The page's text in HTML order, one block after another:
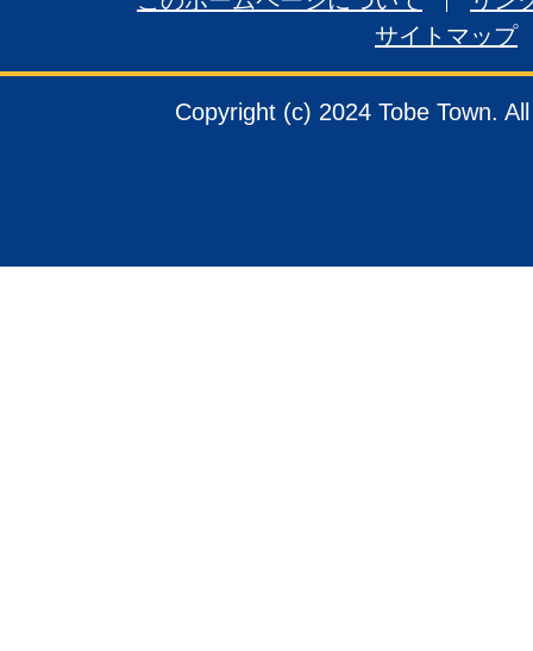
サイトマップ
Copyright (c) 2024 Tobe Town.